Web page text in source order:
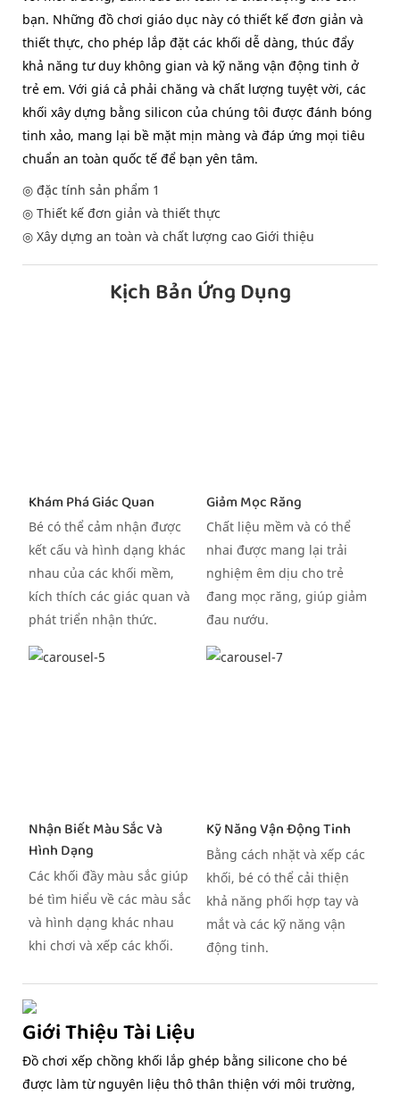
bạn. Những đồ chơi giáo dục này có thiết kế đơn giản và
thiết thực, cho phép lắp đặt các khối dễ dàng, thúc đẩy
khả năng tư duy không gian và kỹ năng vận động tinh ở
trẻ em. Với giá cả phải chăng và chất lượng tuyệt vời, các
khối xây dựng bằng silicon của chúng tôi được đánh bóng
tinh xảo, mang lại bề mặt mịn màng và đáp ứng mọi tiêu
chuẩn an toàn quốc tế để bạn yên tâm.
◎ đặc tính sản phẩm 1
◎ Thiết kế đơn giản và thiết thực
◎ Xây dựng an toàn và chất lượng cao Giới thiệu
Kịch Bản Ứng Dụng
Khám Phá Giác Quan
Bé có thể cảm nhận được
kết cấu và hình dạng khác
nhau của các khối mềm,
kích thích các giác quan và
phát triển nhận thức.
Giảm Mọc Răng
Chất liệu mềm và có thể
nhai được mang lại trải
nghiệm êm dịu cho trẻ
đang mọc răng, giúp giảm
đau nướu.
Nhận Biết Màu Sắc Và
Hình Dạng
Các khối đầy màu sắc giúp
bé tìm hiểu về các màu sắc
và hình dạng khác nhau
khi chơi và xếp các khối.
Kỹ Năng Vận Động Tinh
Bằng cách nhặt và xếp các
khối, bé có thể cải thiện
khả năng phối hợp tay và
mắt và các kỹ năng vận
động tinh.
Giới Thiệu Tài Liệu
Đồ chơi xếp chồng khối lắp ghép bằng silicone cho bé
được làm từ nguyên liệu thô thân thiện với môi trường,